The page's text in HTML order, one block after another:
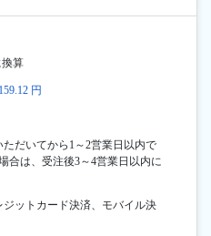
算
円
だいてから1～2営業日以内で
合は、受注後3～4営業日以内に
ジットカード決済、モバイル決